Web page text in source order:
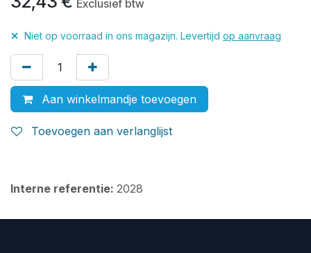
Exclusief btw
✕ Niet op voorraad in ons magazijn. Levertijd op aanvraag
Aan winkelmandje toevoegen
Toevoegen aan verlanglijst
Interne referentie: 2028